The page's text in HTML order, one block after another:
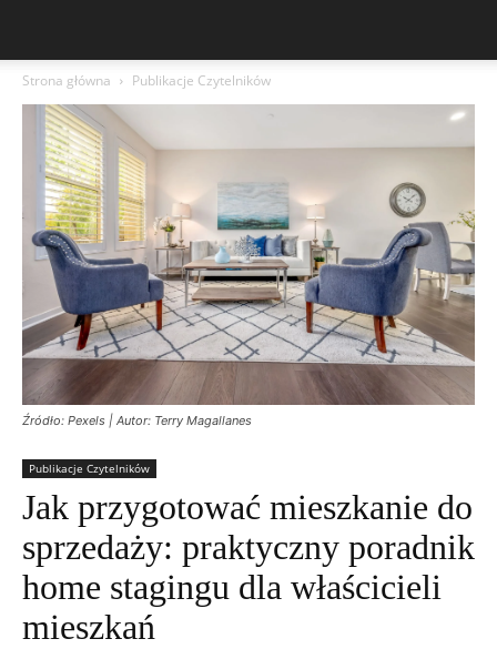
Strona główna Publikacje Czytelników
Źródło: Pexels | Autor: Terry Magallanes
Publikacje Czytelników
Jak przygotować mieszkanie do
sprzedaży: praktyczny poradnik
home stagingu dla właścicieli
mieszkań